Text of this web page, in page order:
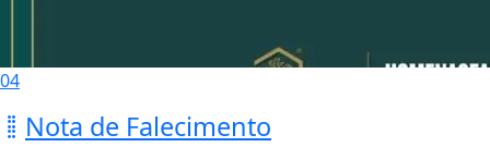
04
Nota de Falecimento